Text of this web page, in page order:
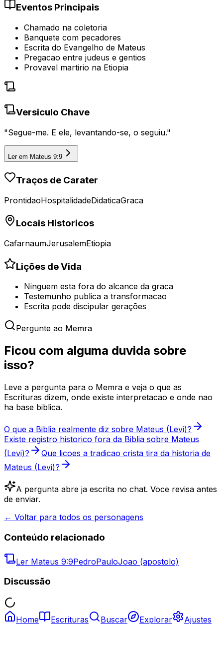
Eventos Principais
Chamado na coletoria
Banquete com pecadores
Escrita do Evangelho de Mateus
Pregacao entre judeus e gentios
Provavel martirio na Etiopia
Versiculo Chave
"Segue-me. E ele, levantando-se, o seguiu."
Ler em Mateus 9:9
Traços de Carater
ProntidaoHospitalidadeDidaticaGraca
Locais Historicos
CafarnaumJerusalemEtiopia
Lições de Vida
Ninguem esta fora do alcance da graca
Testemunho publica a transformacao
Escrita pode discipular gerações
Pergunte ao Memra
Ficou com alguma duvida sobre
isso?
Leve a pergunta para o Memra e veja o que as
Escrituras dizem, onde existe interpretacao e onde nao
ha base biblica.
O que a Biblia realmente diz sobre Mateus (Levi)?
Existe registro historico fora da Biblia sobre Mateus
(Levi)?
Que licoes a tradicao crista tira da historia de
Mateus (Levi)?
A pergunta abre ja escrita no chat. Voce revisa antes
de enviar.
← Voltar para todos os personagens
Conteúdo relacionado
Ler Mateus 9:9PedroPauloJoao (apostolo)
Discussão
Home Escrituras Buscar Explorar Ajustes